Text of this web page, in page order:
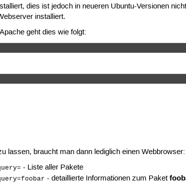
dies ist jedoch in neueren Ubuntu-Versionen
installiert.
geht dies wie folgt:
lassen, braucht man dann lediglich einen Webbrowser:
- Liste aller Pakete
- detaillierte Informationen zum Paket